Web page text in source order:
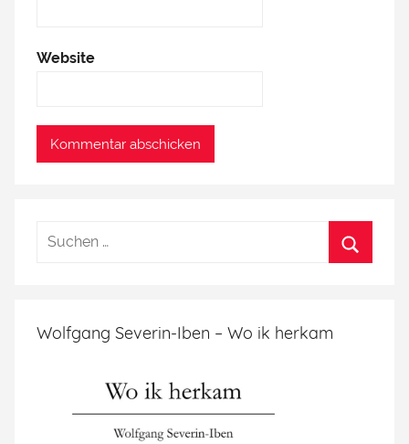
Website
Wolfgang Severin-Iben – Wo ik herkam